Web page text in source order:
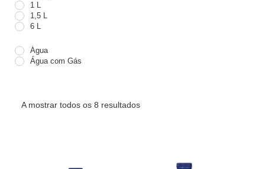
1 L
1,5 L
6 L
Água
Água com Gás
A mostrar todos os 8 resultados